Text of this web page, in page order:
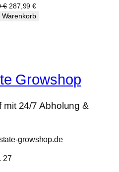
€ Ursprünglicher
Preis
287,99€Aktueller
Preis
Warenkorb
Growshop
mit 24/7 Abholung &
growshop.de
27